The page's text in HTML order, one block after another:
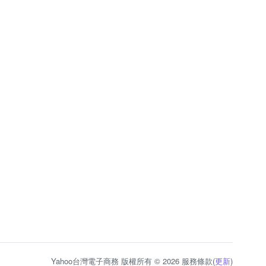
Yahoo台灣電子商務 版權所有 © 2026 服務條款(更新)